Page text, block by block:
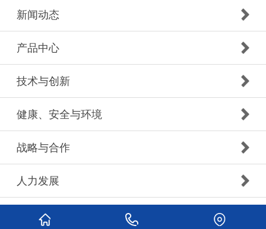
新闻动态
产品中心
技术与创新
健康、安全与环境
战略与合作
人力发展